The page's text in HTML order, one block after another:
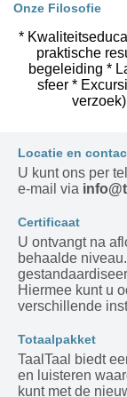
Onze Filosofie
*
praktische
begeleiding *
sfeer *
Locatie en
U kunt ons per
e-mail via
Certificaat
U ontvangt na
behaalde
Hiermee kunt u
verschillende
Totaalpakket
TaalTaal biedt
en luisteren
kunt met de